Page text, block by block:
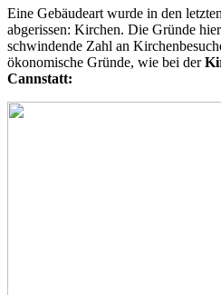
Eine Gebäudeart wurde in den
abgerissen: Kirchen. Die Gründe
schwindende Zahl an
ökonomische Gründe, wie bei der
Cannstatt: